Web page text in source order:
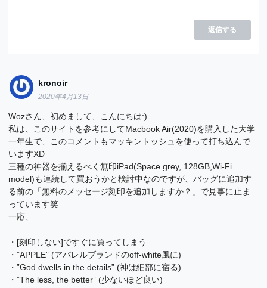
返信する
kronoir
2020年4月13日
Wozさん、初めまして、こんにちは:)
私は、このサイトを参考にしてMacbook Air(2020)を購入した大学
一年生で、このコメントもマッキントッシュを使って打ち込んで
いますXD
三種の神器を揃えるべく無印iPad(Space grey, 128GB,Wi-Fi
model)も連続して買おうかと検討中なのですが、バッグに追加す
る前の「無料のメッセージ刻印を追加しますか？」で見事に止ま
っています笑
一応、
・[刻印しない]ですぐに買ってしまう
・”APPLE” (アパレルブランドのoff-white風に)
・”God dwells in the details” (神は細部に宿る)
・”The less, the better” (少ないほど良い)